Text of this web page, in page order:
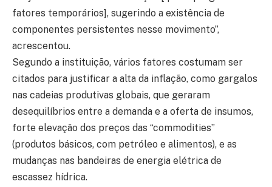
fatores temporários], sugerindo a existência de
componentes persistentes nesse movimento”,
acrescentou.
Segundo a instituição, vários fatores costumam ser
citados para justificar a alta da inflação, como gargalos
nas cadeias produtivas globais, que geraram
desequilíbrios entre a demanda e a oferta de insumos,
forte elevação dos preços das “commodities”
(produtos básicos, com petróleo e alimentos), e as
mudanças nas bandeiras de energia elétrica de
escassez hídrica.